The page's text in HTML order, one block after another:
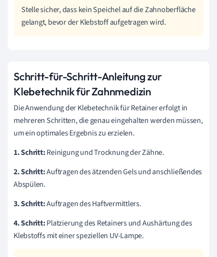
Stelle sicher, dass kein Speichel auf die Zahnoberfläche
gelangt, bevor der Klebstoff aufgetragen wird.
Schritt-für-Schritt-Anleitung zur
Klebetechnik für Zahnmedizin
Die Anwendung der Klebetechnik für Retainer erfolgt in
mehreren Schritten, die genau eingehalten werden müssen,
um ein optimales Ergebnis zu erzielen.
1. Schritt:Reinigung und Trocknung der Zähne.
2. Schritt:Auftragen des ätzenden Gels und anschließendes
Abspülen.
3. Schritt:Auftragen des Haftvermittlers.
4. Schritt:Platzierung des Retainers und Aushärtung des
Klebstoffs mit einer speziellen UV-Lampe.